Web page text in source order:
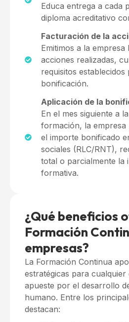
Educa entrega a cada
diploma acreditativo
Facturación de la
Emitimos a la
acciones realizadas,
requisitos establecidos
bonificación.
Aplicación de la
En el mes siguiente a
formación, la empresa
el importe bonificado
sociales (RLC/RNT),
total o parcialmente la
formativa.
¿Qué beneficios
Formación
empresas?
La Formación Continua
estratégicas para
apueste por el desarrollo
humano. Entre los
destacan: